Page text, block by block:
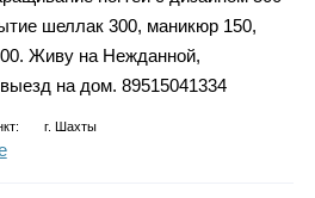
шеллак 300, маникюр 150,
Живу на Нежданной,
на дом. 89515041334
г. Шахты